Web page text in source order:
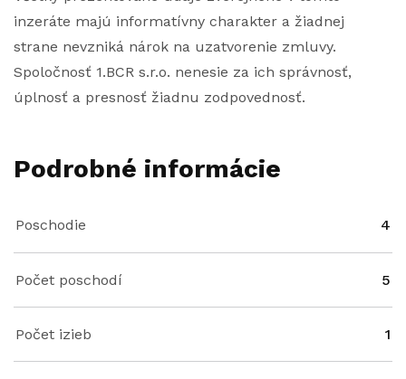
inzeráte majú informatívny charakter a žiadnej
strane nevzniká nárok na uzatvorenie zmluvy.
Spoločnosť 1.BCR s.r.o. nenesie za ich správnosť,
úplnosť a presnosť žiadnu zodpovednosť.
Podrobné informácie
Poschodie 4
Počet poschodí 5
Počet izieb 1